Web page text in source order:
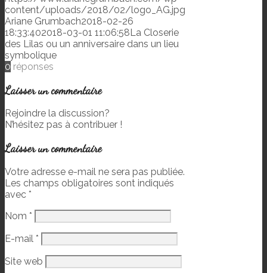
content/uploads/2018/02/logo_AG.jpg
Ariane Grumbach2018-02-26
18:33:402018-03-01 11:06:58La Closerie
des Lilas ou un anniversaire dans un lieu
symbolique
0 réponses
Laisser un commentaire
Rejoindre la discussion?
N’hésitez pas à contribuer !
Laisser un commentaire
Votre adresse e-mail ne sera pas publiée.
Les champs obligatoires sont indiqués
avec *
Nom *
E-mail *
Site web